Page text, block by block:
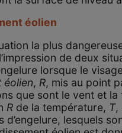
éolien
la plus
de deux
lorsque le
éolien, R, mis au point
que sont le vent et
R de la température, T,
d’engelure, lesquels